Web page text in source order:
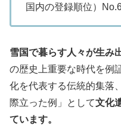
国内の登録順位）
雪国で暮らす人々が生み
の歴史上重要な時代を例
化を代表する伝統的集落
際立った例」として文化
ています。